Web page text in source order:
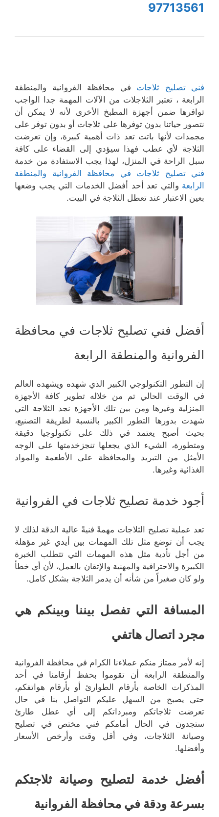
97713561
فني تصليح ثلاجات في محافظة الفروانية والمنطقة
الرابعة ، تعتبر الثلاجلات من الآلات المهمة جدا الواجب
توافرها ضمن أجهزة المطبخ الأخرى لأنه لا يمكن أن
نتصور حياتنا بدون توفرها على ثلاجات أو بدون توفر على
مجمدات لأنها باتت تعد ذات أهمية كبيرة، وإن تعرضت
الثلاجة لأي عطب فهذا سيؤدي إلى القضاء على كافة
سبل الراحة في المنزل، لهذا يجب الاستفادة من خدمة
فني تصليح ثلاجات في محافظة الفروانية والمنطقة
الرابعة والتي تعد أحد أفضل الخدمات التي يجب وضعها
بعين الاعتبار عند تعطل الثلاجة في البيت.
أفضل فني تصليح ثلاجات في محافظة
الفروانية والمنطقة الرابعة
إن التطور التكنولوجي الكبير الذي شهده ويشهده العالم
في الوقت الحالي تم من خلاله تطوير كافة الأجهزة
المنزلية وغيرها ومن بين تلك الأجهزة نجد الثلاجة التي
شهدت بدورها التطور الكبير بالنسبة لطريقة التصنيع،
بحيث أصبح يعتمد في ذلك على تكنولوجيا دقيقة
ومتطورة، الشيء الذي يجعلها تنجزخدمتها على الوجه
الأمثل من التبريد والمحافظة على الأطعمة والمواد
الغذائية وغيرها.
أجود خدمة تصليح ثلاجات في الفروانية
تعد عملية تصليح الثلاجات مهمةً فنيةً عالية الدقة لذلك لا
يجب أن توضع مثل تلك المهمات بين أيدي غير مؤهلة
من أجل تأدية مثل هذه المهمات التي تتطلب الخبرة
الكبيرة والاحترافية والمهنية والإتقان بالعمل، لأن أي خطأ
ولو كان صغيراً من شأنه أن يدمر الثلاجة بشكل كامل.
المسافة التي تفصل بيننا وبينكم هي
مجرد اتصال هاتفي
إنه لأمر ممتاز منكم عملاءنا الكرام في محافظة الفروانية
والمنطقة الرابعة أن تقوموا بحفظ أرقامنا في أحد
المذكرات الخاصة بأرقام الطوارئ أو بأرقام هواتفكم،
حتى يصبح من السهل عليكم التواصل بنا في حال
تعرضت ثلاجاتكم ومبرداتكم إلى أي عطل طارئ
ستجدون في الحال أمامكم فني مختص في تصليح
وصيانة الثلاجات، وفي أقل وقت وأرخص الأسعار
وأفضلها.
أفضل خدمة لتصليح وصيانة ثلاجتكم
بسرعة ودقة في محافظة الفروانية